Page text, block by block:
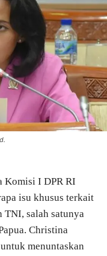
Komisi I DPR RI
isu khusus terkait
TNI, salah satunya
Christina
menuntaskan